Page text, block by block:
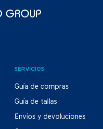
SERVICIOS
Guía de compras
Guía de tallas
Envíos y devoluciones